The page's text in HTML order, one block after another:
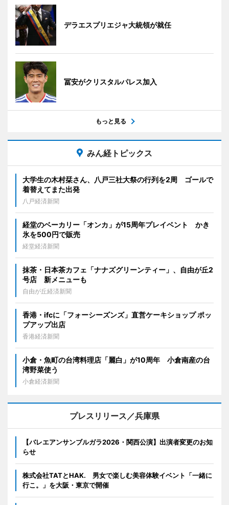
デラエスプリエジャ大統領が就任
冨安がクリスタルパレス加入
もっと見る
みん経トピックス
大学生の木村栞さん、八戸三社大祭の行列を2周 ゴールで
着替えてまた出発
八戸経済新聞
経堂のベーカリー「オンカ」が15周年プレイベント かき
氷を500円で販売
経堂経済新聞
抹茶・日本茶カフェ「ナナズグリーンティー」、自由が丘2
号店 新メニューも
自由が丘経済新聞
香港・ifcに「フォーシーズンズ」直営ケーキショップ ポッ
プアップ出店
香港経済新聞
小倉・魚町の台湾料理店「麗白」が10周年 小倉南産の台
湾野菜使う
小倉経済新聞
プレスリリース／兵庫県
【バレエアンサンブルガラ2026・関西公演】出演者変更のお知
らせ
株式会社TATとHAK. 男女で楽しむ美容体験イベント「一緒に
行こ。」を大阪・東京で開催